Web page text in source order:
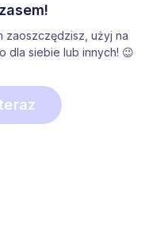
zaoszczędzisz, użyj na
dla siebie lub innych! 😉